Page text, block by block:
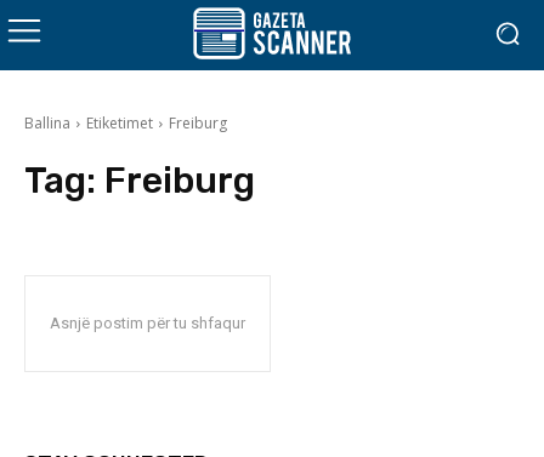
Ballina Etiketimet Freiburg
Tag: Freiburg
Asnjë postim për tu shfaqur